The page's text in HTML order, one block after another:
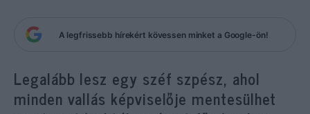
A legfrissebb hírekért kövessen minket a Google-ön!
Legalább lesz egy széf szpész, ahol
minden vallás képviselője mentesülhet